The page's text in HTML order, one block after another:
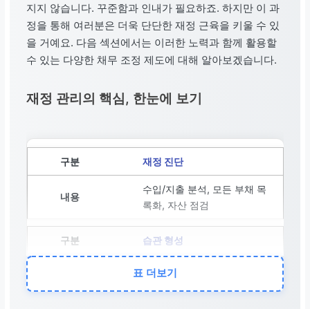
지지 않습니다. 꾸준함과 인내가 필요하죠. 하지만 이 과
정을 통해 여러분은 더욱 단단한 재정 근육을 키울 수 있
을 거예요. 다음 섹션에서는 이러한 노력과 함께 활용할
수 있는 다양한 채무 조정 제도에 대해 알아보겠습니다.
재정 관리의 핵심, 한눈에 보기
재정 진단
수입/지출 분석, 모든 부채 목
록화, 자산 점검
습관 형성
예산 수립, 비상 자금 마련,
표 더보기